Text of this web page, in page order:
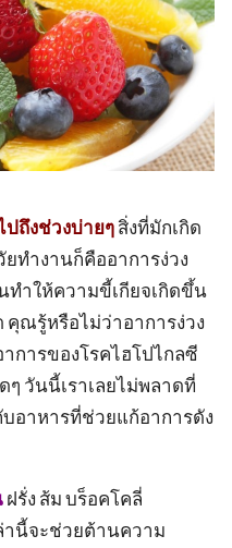
ปถึงช่วงบ่ายๆสิ่งที่มักเกิด
ทำงานก็คืออาการง่วง
ำให้ความขี้เกียจเกิดขึ้น
คุณรู้หรือไม่ว่าอาการง่วง
การของโรคไฮโปไกลซี
ๆ วันนี้เราเลยไม่พลาดที่
บอาหารที่ช่วยแก้อาการดัง
ฝรั่ง ส้ม บร็อคโคลี่
านี้จะช่วยต้านความ